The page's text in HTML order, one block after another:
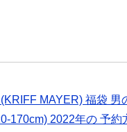
MAYER) 福袋 男
170cm) 2022年の 予約